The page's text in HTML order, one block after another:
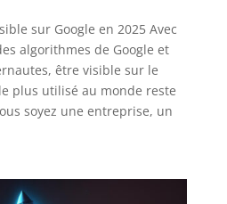
sur Google en 2025 Avec
algorithmes de Google et
être visible sur le
plus utilisé au monde reste
soyez une entreprise, un